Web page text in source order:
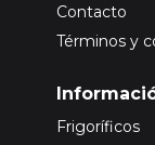
Contacto
Términos y
Frigoríficos